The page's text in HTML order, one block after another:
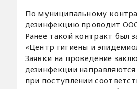
По муниципальному
дезинфекцию проводит
Ранее такой контракт был
«Центр гигиены и
Заявки на проведение
дезинфекции
при поступлении